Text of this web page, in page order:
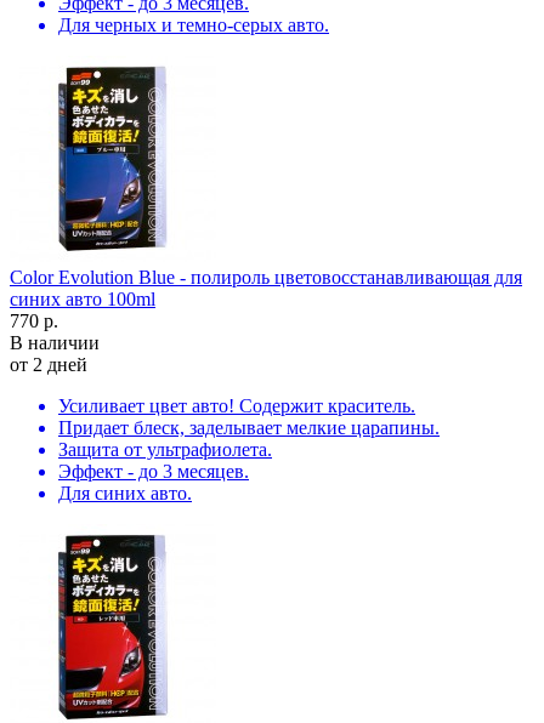
Для черных и темно-серых авто.
Color Evolution Blue - полироль цветовосстанавливающая для
синих авто 100ml
770 р.
В наличии
от 2 дней
Усиливает цвет авто! Содержит краситель.
Придает блеск, заделывает мелкие царапины.
Защита от ультрафиолета.
Эффект - до 3 месяцев.
Для синих авто.